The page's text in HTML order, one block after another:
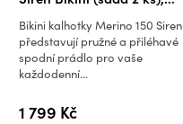
1 799 Kč
Bikini kalhotky Merino 150 Siren
představují pružné a přiléhavé
spodní prádlo pro vaše
každodenní...